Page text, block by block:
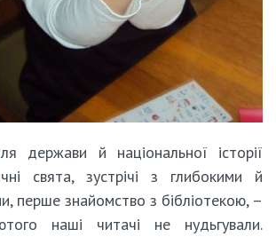
держави й національної історії
свята, зустрічі з глибокими й
перше знайомство з бібліотекою, –
наші читачі не нудьгували.